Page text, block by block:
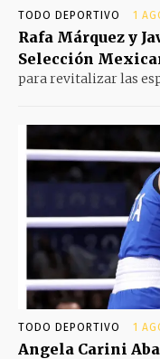
TODO DEPORTIVO 1
Rafa Márquez y
Selección
para revitalizar las
TODO DEPORTIVO 1
Angela Carini